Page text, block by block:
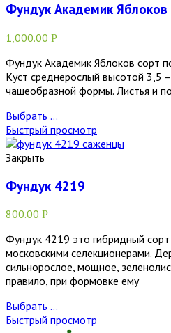
Фундук Академик Яблоков
1,000.00 Р
Фундук Академик Яблоков сорт
Куст среднерослый высотой 3,5
чашеобразной формы. Листья и
Выбрать ...
Быстрый просмотр
Закрыть
Фундук 4219
800.00 Р
Фундук 4219 это гибридный
московскими селекционерами.
сильнорослое, мощное,
правило, при формовке ему
Выбрать ...
Быстрый просмотр